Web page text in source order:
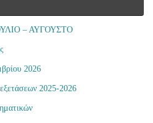
– ΑΥΓΟΥΣΤΟ
2026
2025-2026